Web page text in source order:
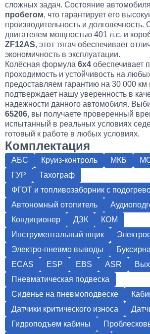
сложных задач. Состояние
пробегом, что гарантирует его
производительность и
двигателем мощностью 401 л.с. и
ZF12AS, этот тягач обеспечивает
экономичность в эксплуатации.
Колёсная формула 6х4 обеспечивает
проходимость и устойчивость на
предоставляем гарантию на 30 000 км
подтверждает нашу уверенность в
надежности данного автомобиля.
65206, вы получаете проверенный
испытанный в реальных условиях
готовый к работе в любых условиях.
Комплектация
АБС Круиз-контроль МКБ
ГУР
Тахограф
ФГОТ и топливозаборник с
Автономный отопитель
Кондиционер
ДЗК
КОМ
Инструментальный ящик
Электро-пневмо выводы
ECAS
ESP EBS ASR
Пневматическая подвеска
Сиденье на пневмоподвеске
Датчики критического износа
Гидроподъем кабины